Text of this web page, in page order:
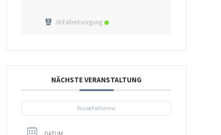
Abfallentsorgung
NÄCHSTE VERANSTALTUNG
Bioabfalltonne